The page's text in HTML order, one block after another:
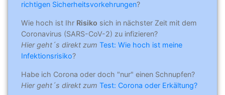
richtigen Sicherheitsvorkehrungen?
Wie hoch ist Ihr Risiko sich in nächster Zeit mit dem
Coronavirus (SARS-CoV-2) zu infizieren?
Hier geht´s direkt zum Test: Wie hoch ist meine
Infektionsrisiko?
Habe ich Corona oder doch "nur" einen Schnupfen?
Hier geht´s direkt zum Test: Corona oder Erkältung?